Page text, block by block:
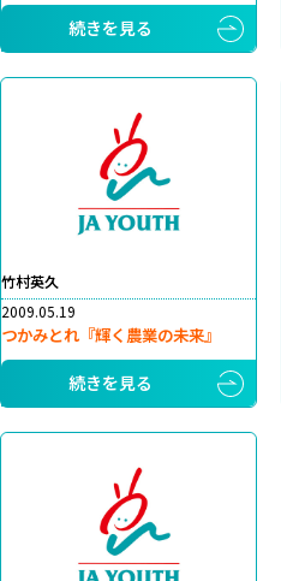
続きを見る
竹村英久
2009.05.19
つかみとれ『輝く農業の未来』
続きを見る